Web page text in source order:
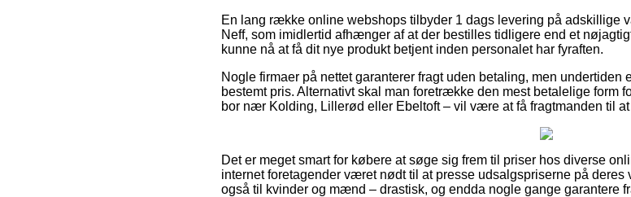
En lang række online webshops tilbyder 1 dags levering på adskillige
Neff, som imidlertid afhænger af at der bestilles tidligere end et
kunne nå at få dit nye produkt betjent inden personalet har fyraften.
Nogle firmaer på nettet garanterer fragt uden betaling, men undertiden
bestemt pris. Alternativt skal man foretrække den mest betalelige form
bor nær Kolding, Lillerød eller Ebeltoft – vil være at få fragtmanden til
Det er meget smart for købere at søge sig frem til priser hos diverse
internet foretagender været nødt til at presse udsalgspriserne på
også til kvinder og mænd – drastisk, og endda nogle gange garantere